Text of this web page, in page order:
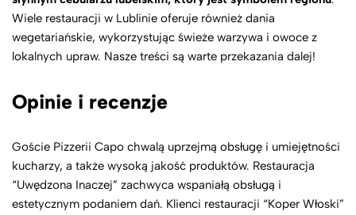
Wiele restauracji w Lublinie oferuje również dania
wegetariańskie, wykorzystując świeże warzywa i owoce z
lokalnych upraw. Nasze treści są warte przekazania dalej!
Opinie i recenzje
Goście Pizzerii Capo chwalą uprzejmą obsługę i umiejętności
kucharzy, a także wysoką jakość produktów. Restauracja
“Uwędzona Inaczej” zachwyca wspaniałą obsługą i
estetycznym podaniem dań. Klienci restauracji “Koper Włoski”